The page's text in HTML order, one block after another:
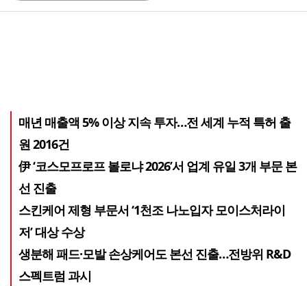
매년 매출액 5% 이상 지속 투자…전 세계 누적 특허 출
원 2016건
伊 ‘코스모프로프 볼로냐 2026’서 업계 유일 3개 부문 본
선 진출
스킨케어 제형 부문서 ‘1천조 나노입자 모이스처라이
저’ 대상 수상
생분해 패드·모발 손상케어도 본선 진출…전방위 R&D
스펙트럼 과시